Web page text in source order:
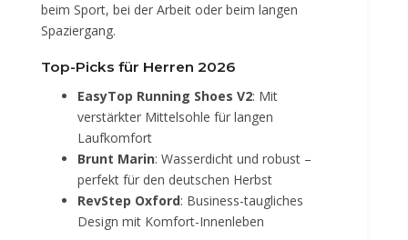
beim Sport, bei der Arbeit oder beim langen
Spaziergang.
Top-Picks für Herren 2026
EasyTop Running Shoes V2: Mit
verstärkter Mittelsohle für langen
Laufkomfort
Brunt Marin: Wasserdicht und robust –
perfekt für den deutschen Herbst
RevStep Oxford: Business-taugliches
Design mit Komfort-Innenleben